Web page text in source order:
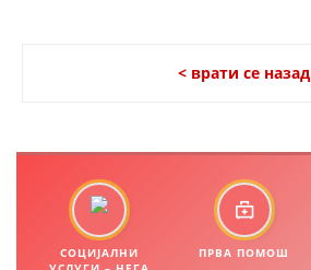
ЗА НАС
ДЕЈСТВУВАЊЕ
< врати се назад
СОЦИЈАЛНИ
ПРВА ПОМОШ